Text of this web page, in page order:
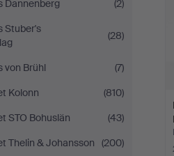
Dannenberg
(2)
Stuber's
(28)
von Brühl
(7)
Kolonn
(810)
STO Bohuslän
(43)
Thelin & Johansson
(200)